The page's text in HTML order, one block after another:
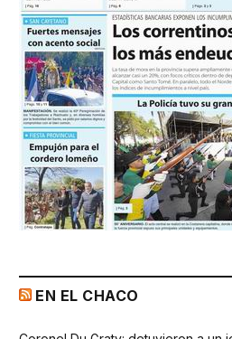
EN EL CHACO